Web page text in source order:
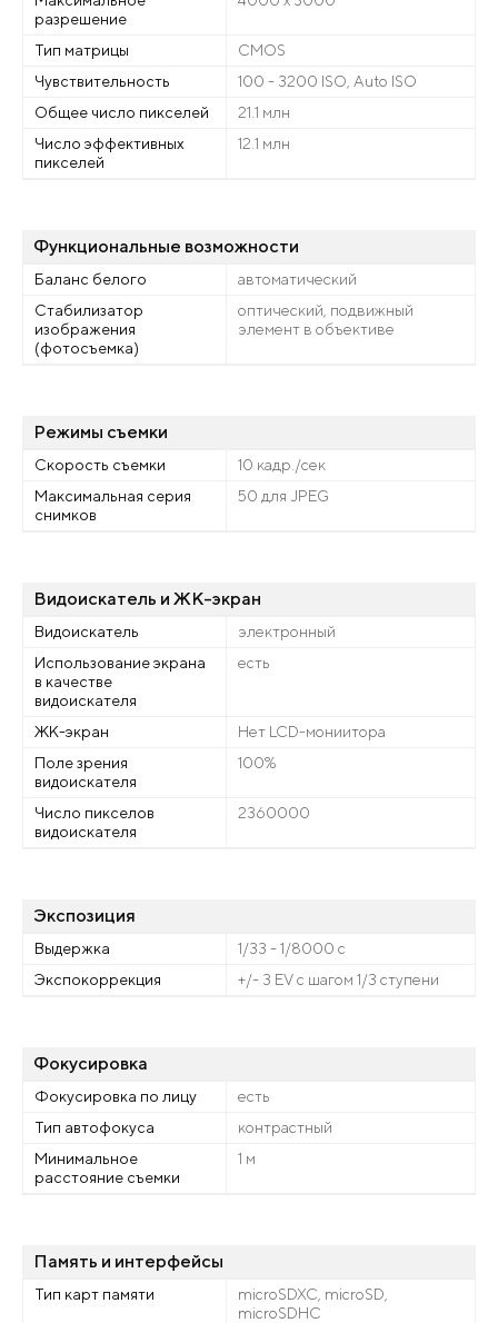
разрешение
Тип матрицы
CMOS
Чувствительность
100 - 3200 ISO, Auto ISO
Общее число пикселей
21.1 млн
Число эффективных
пикселей
12.1 млн
Функциональные возможности
Баланс белого
автоматический
Стабилизатор
изображения
(фотосъемка)
оптический, подвижный
элемент в объективе
Режимы съемки
Скорость съемки
10 кадр./сек
Максимальная серия
снимков
50 для JPEG
Видоискатель и ЖК-экран
Видоискатель
электронный
Использование экрана
в качестве
видоискателя
есть
ЖК-экран
Нет LCD-мониитора
Поле зрения
видоискателя
100%
Число пикселов
видоискателя
2360000
Экспозиция
Выдержка
1/33 - 1/8000 с
Экспокоррекция
+/- 3 EV с шагом 1/3 ступени
Фокусировка
Фокусировка по лицу
есть
Тип автофокуса
контрастный
Минимальное
расстояние съемки
1 м
Память и интерфейсы
Тип карт памяти
microSDXC, microSD,
microSDHC